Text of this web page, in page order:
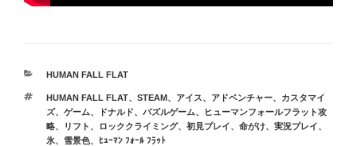
カ
ゴ
リ
ー
HUMAN FALL FLAT
タ
グ
HUMAN FALL FLAT、 STEAM、 アイス、 アドベンチャー、
カスタマイ
ズ、 ゲーム、 ドナルド、 パズルゲーム、
ヒューマンフォールフラット攻
略、 リフト 、 ロッククライミング、 初見プレイ、 命がけ、 実況プレイ、
氷、 雪景色、 ﾋｭｰﾏﾝ ﾌｫｰﾙ ﾌﾗｯﾄ